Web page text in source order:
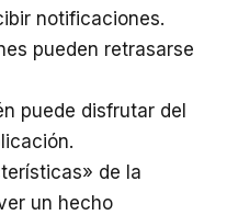
notificaciones.
pueden retrasarse
puede disfrutar del
de la
un hecho